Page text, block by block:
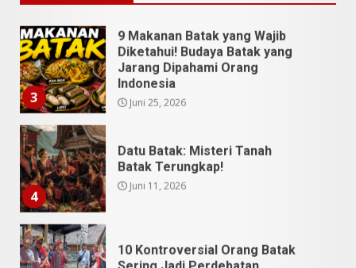
3
9 Makanan Batak yang Wajib
Diketahui! Budaya Batak yang
Jarang Dipahami Orang
Indonesia
4
Datu Batak: Misteri Tanah
Batak Terungkap!
10 Kontroversial Orang Batak
Sering Jadi Perdebatan